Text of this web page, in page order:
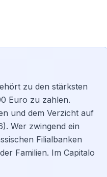
zu den stärksten
Euro zu zahlen.
und dem Verzicht auf
Wer zwingend ein
Filialbanken
Familien. Im Capitalo